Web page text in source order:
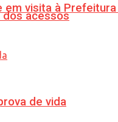
visita à
de vida
dos acessos